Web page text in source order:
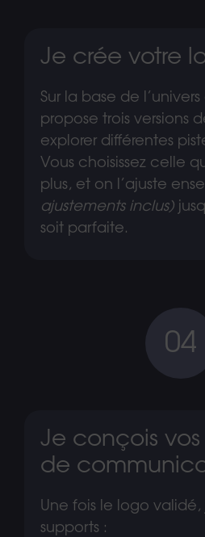
Je crée votre
Sur la base de
propose trois versions
explorer différentes
Vous choisissez celle
plus, et on l’ajuste
ajustements inclus)
soit parfaite.
04
Je conçois vos
de
Une fois le logo validé,
supports :